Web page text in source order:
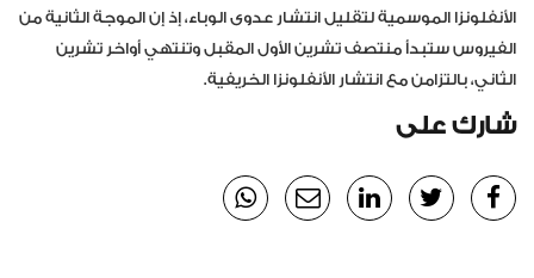
الأنفلونزا الموسمية لتقليل انتشار عدوى الوباء، إذ إن الموجة الثانية من
الفيروس ستبدأ منتصف تشرين الأول المقبل وتنتهي أواخر تشرين
الثاني، بالتزامن مع انتشار الأنفلونزا الخريفية.
شارك على